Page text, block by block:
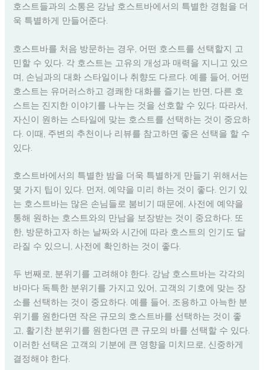
호스트들과의 소통은 강남 호스트바에서의 특별한 경험을 더
욱 특별하게 만들어준다.
호스트바를 처음 방문하는 경우, 어떤 호스트를 선택할지 고
민할 수 있다. 각 호스트는 고유의 개성과 매력을 지니고 있으
며, 손님과의 대화 스타일이나 취향도 다르다. 예를 들어, 어떤
호스트는 유머러스하고 경쾌한 대화를 즐기는 반면, 다른 호
스트는 진지한 이야기를 나누는 것을 선호할 수 있다. 따라서,
자신이 원하는 스타일에 맞는 호스트를 선택하는 것이 중요하
다. 이때, 주변의 추천이나 리뷰를 참고하면 좋은 선택을 할 수
있다.
호스트바에서의 특별한 밤을 더욱 특별하게 만들기 위해서는
몇 가지 팁이 있다. 먼저, 예약을 미리 하는 것이 좋다. 인기 있
는 호스트바는 많은 손님들로 붐비기 때문에, 사전에 예약을
통해 원하는 호스트와의 만남을 보장받는 것이 중요하다. 또
한, 방문하고자 하는 날짜와 시간에 따라 호스트의 인기도 달
라질 수 있으니, 사전에 확인하는 것이 좋다.
두 번째로, 분위기를 고려해야 한다. 강남 호스트바는 각각의
바마다 독특한 분위기를 가지고 있어, 고객의 기호에 맞는 장
소를 선택하는 것이 중요하다. 예를 들어, 조용하고 아늑한 분
위기를 원한다면 작은 규모의 호스트바를 선택하는 것이 좋
고, 활기찬 분위기를 원한다면 큰 규모의 바를 선택할 수 있다.
이러한 선택은 고객의 기분에 큰 영향을 미치므로, 신중하게
결정해야 한다.